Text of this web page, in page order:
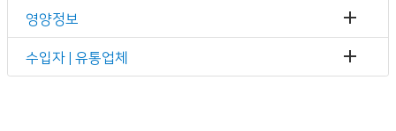
영양정보
수입자 | 유통업체